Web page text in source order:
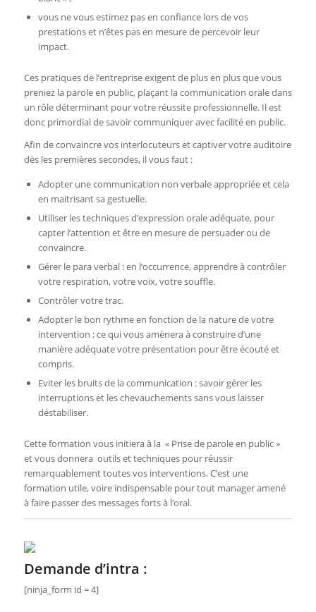
vous ne vous estimez pas en confiance lors de vos
prestations et n’êtes pas en mesure de percevoir leur
impact.
Ces pratiques de l’entreprise exigent de plus en plus que vous
preniez la parole en public, plaçant la communication orale dans
un rôle déterminant pour votre réussite professionnelle. Il est
donc primordial de savoir communiquer avec facilité en public.
Afin de convaincre vos interlocuteurs et captiver votre auditoire
dès les premières secondes, il vous faut :
Adopter une communication non verbale appropriée et cela
en maitrisant sa gestuelle.
Utiliser les techniques d’expression orale adéquate, pour
capter l’attention et être en mesure de persuader ou de
convaincre.
Gérer le para verbal : en l’occurrence, apprendre à contrôler
votre respiration, votre voix, votre souffle.
Contrôler votre trac.
Adopter le bon rythme en fonction de la nature de votre
intervention ; ce qui vous amènera à construire d’une
manière adéquate votre présentation pour être écouté et
compris.
Eviter les bruits de la communication : savoir gérer les
interruptions et les chevauchements sans vous laisser
déstabiliser.
Cette formation vous initiera à la « Prise de parole en public »
et vous donnera outils et techniques pour réussir
remarquablement toutes vos interventions. C’est une
formation utile, voire indispensable pour tout manager amené
à faire passer des messages forts à l’oral.
Demande d’intra :
[ninja_form id = 4]